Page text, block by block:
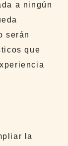
a ningún
serán
que
la